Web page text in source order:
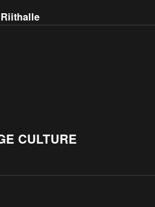
CULTURE